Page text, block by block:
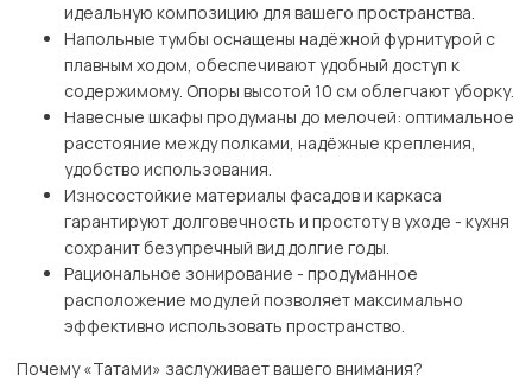
идеальную композицию для вашего пространства.
Напольные тумбы оснащены надёжной фурнитурой с
плавным ходом, обеспечивают удобный доступ к
содержимому. Опоры высотой 10 см облегчают уборку.
Навесные шкафы продуманы до мелочей: оптимальное
расстояние между полками, надёжные крепления,
удобство использования.
Износостойкие материалы фасадов и каркаса
гарантируют долговечность и простоту в уходе - кухня
сохранит безупречный вид долгие годы.
Рациональное зонирование - продуманное
расположение модулей позволяет максимально
эффективно использовать пространство.
Почему «Татами» заслуживает вашего внимания?